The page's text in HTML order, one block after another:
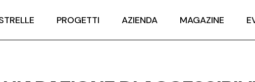
PROGETTI AZIENDA MAGAZINE